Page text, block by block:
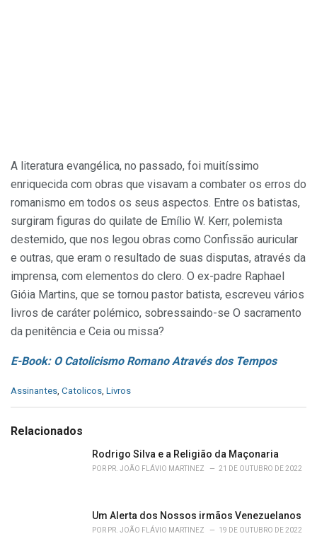
A literatura evangélica, no passado, foi muitíssimo
enriquecida com obras que visavam a combater os erros do
romanismo em todos os seus aspectos. Entre os batistas,
surgiram figuras do quilate de Emílio W. Kerr, polemista
destemido, que nos legou obras como Confissão auricular
e outras, que eram o resultado de suas disputas, através da
imprensa, com elementos do clero. O ex-padre Raphael
Gióia Martins, que se tornou pastor batista, escreveu vários
livros de caráter polémico, sobressaindo-se O sacramento
da penitência e Ceia ou missa?
E-Book: O Catolicismo Romano Através dos Tempos
C
e
Assinantes Catolicos Livros
Relacionados
Rodrigo Silva e a Religião da Maçonaria
POR PR. JOÃO FLÁVIO MARTINEZ 21 DE OUTUBRO DE 2022
Um Alerta dos Nossos irmãos Venezuelanos
POR PR. JOÃO FLÁVIO MARTINEZ 19 DE OUTUBRO DE 2022